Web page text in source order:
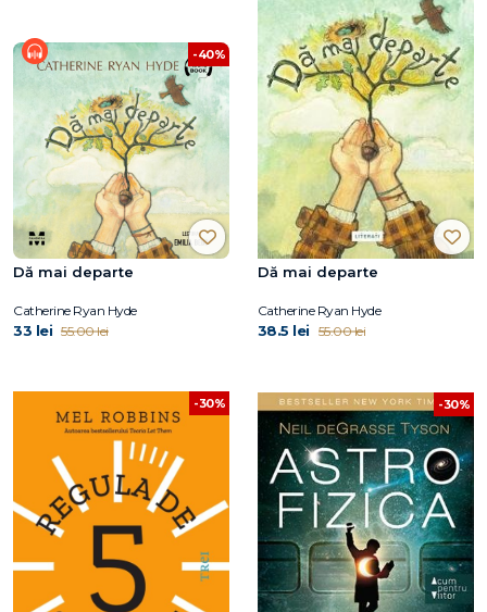
-40%
Dă mai departe
Catherine Ryan Hyde
33 lei 55.00 lei
Dă mai departe
Catherine Ryan Hyde
38.5 lei 55.00 lei
-30% -30%